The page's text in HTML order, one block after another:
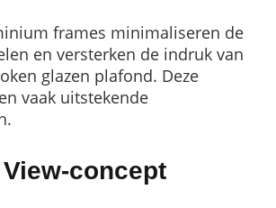
frames minimaliseren de
en versterken de indruk van
glazen plafond. Deze
vaak uitstekende
concept